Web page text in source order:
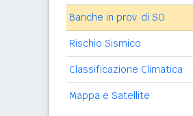
Banche in prov. di SO
Rischio Sismico
Classificazione Climatica
Mappa e Satellite